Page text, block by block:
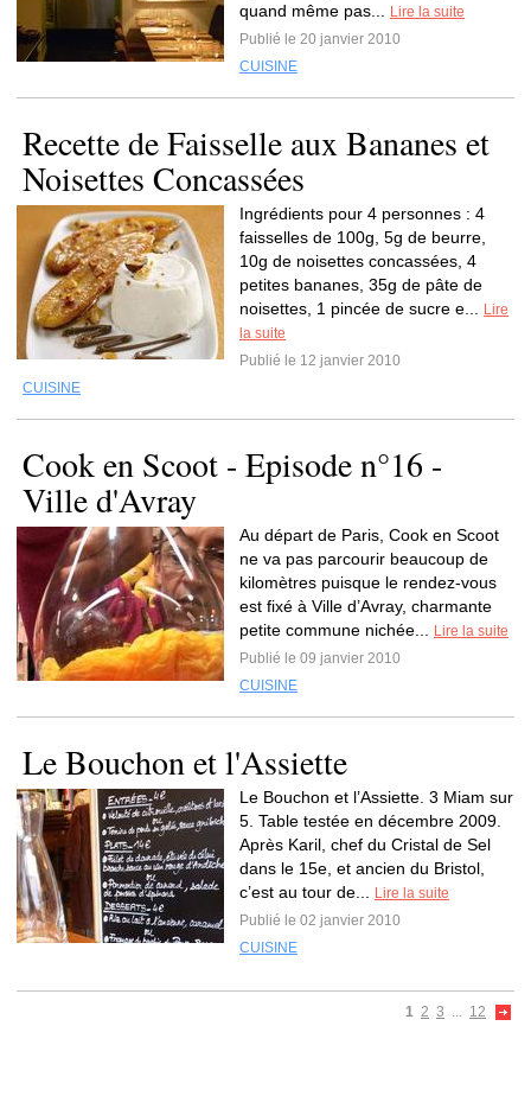
quand même pas...
Lire la suite
Publié le 20 janvier 2010
CUISINE
Recette de Faisselle aux Bananes et
Noisettes Concassées
Ingrédients pour 4 personnes : 4
faisselles de 100g, 5g de beurre,
10g de noisettes concassées, 4
petites bananes, 35g de pâte de
noisettes, 1 pincée de sucre e...
Lire
la suite
Publié le 12 janvier 2010
CUISINE
Cook en Scoot - Episode n°16 -
Ville d'Avray
Au départ de Paris, Cook en Scoot
ne va pas parcourir beaucoup de
kilomètres puisque le rendez-vous
est fixé à Ville d’Avray, charmante
petite commune nichée...
Lire la suite
Publié le 09 janvier 2010
CUISINE
Le Bouchon et l'Assiette
Le Bouchon et l’Assiette. 3 Miam sur
5. Table testée en décembre 2009.
Après Karil, chef du Cristal de Sel
dans le 15e, et ancien du Bristol,
c’est au tour de...
Lire la suite
Publié le 02 janvier 2010
CUISINE
1 2 3 ... 12